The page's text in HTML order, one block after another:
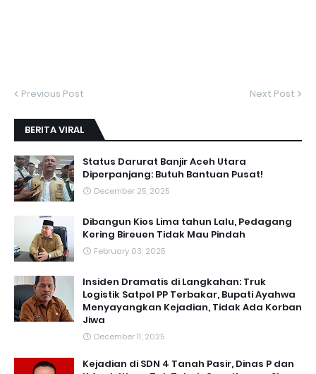
Previous Post Next Post
BERITA VIRAL
Status Darurat Banjir Aceh Utara
Diperpanjang: Butuh Bantuan Pusat!
December 25, 2025
Dibangun Kios Lima tahun Lalu, Pedagang
Kering Bireuen Tidak Mau Pindah
February 03, 2025
Insiden Dramatis di Langkahan: Truk
Logistik Satpol PP Terbakar, Bupati Ayahwa
Menyayangkan Kejadian, Tidak Ada Korban
Jiwa
December 11, 2025
Kejadian di SDN 4 Tanah Pasir, Dinas P dan